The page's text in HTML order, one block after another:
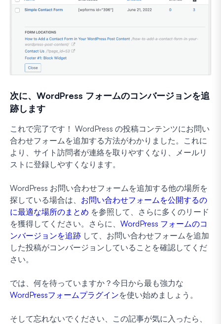
次に、WordPress フォームのコンバージョンを追
跡します
これで完了です！ WordPress の投稿コンテンツにお問い
合わせフォームを追加する方法がわかりました。これに
より、サイト訪問者が連絡を取りやすくなり、メールリ
ストに登録しやすくなります。
WordPress お問い合わせフォームを追加する他の場所を
探している場合は、 お問い合わせフォームを公開するの
に最適な場所のまとめ を参照して、さらに多くのリード
を獲得してください。さらに、 WordPress フォームのコ
ンバージョンを追跡 して、お問い合わせフォームを追加
した投稿がコンバージョンしていることを確認してくだ
さい。
では、何を待っていますか？今日から最も強力な
WordPressフォームプラグインを使い始めましょう。
そして忘れないでください、この記事が気に入ったら、